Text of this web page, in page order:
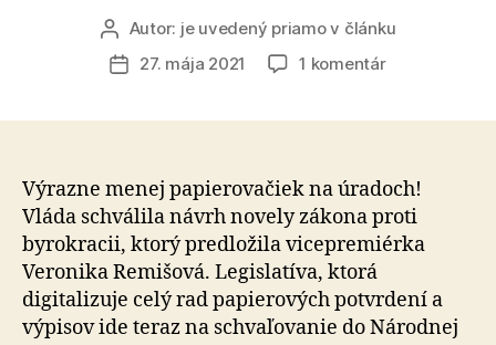
Autor
článku
Autor: je uvedený priamo v článku
Dátum
27. mája 2021 1 komentárna
ľuďom
ušetrí
100
kíl
a
42
Výrazne menej papierovačiek na úradoch!
Vláda schválila návrh novely zákona proti
byrokracii, ktorý predložila vicepremiérka
Veronika Remišová. Legislatíva, ktorá
digitalizuje celý rad papierových potvrdení a
výpisov ide teraz na schvaľovanie do Národnej